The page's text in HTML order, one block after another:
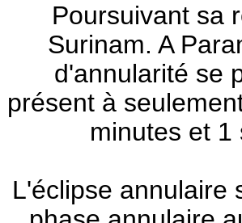
Poursuivant sa
Surinam. A
d'annularité se
présent à
minutes et
L'éclipse annulaire